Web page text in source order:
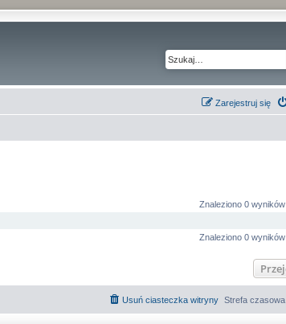
Zarejestruj się
Znaleziono 0 wyników
Znaleziono 0 wyników
Strefa czasowa
Usuń ciasteczka witryny